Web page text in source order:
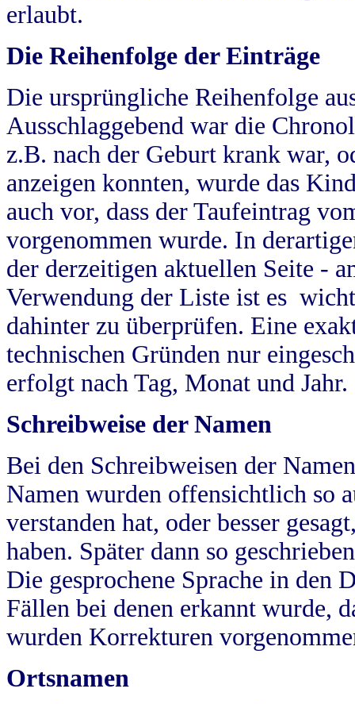
erlaubt.
Die Reihenfolge der Einträge
Die ursprüngliche Reihenfolge
Ausschlaggebend war die
z.B. nach der Geburt krank war,
anzeigen konnten, wurde das
auch vor, dass der Taufeintrag
vorgenommen wurde. In
der derzeitigen aktuellen Seite -
Verwendung der Liste ist es
dahinter zu überprüfen. Eine
technischen Gründen nur
erfolgt nach Tag, Monat und Jahr.
Schreibweise der Namen
Bei den Schreibweisen der
Namen wurden offensichtlich so
verstanden hat, oder besser
haben. Später dann so
Die gesprochene Sprache in
Fällen bei denen erkannt wurde,
wurden Korrekturen
Ortsnamen